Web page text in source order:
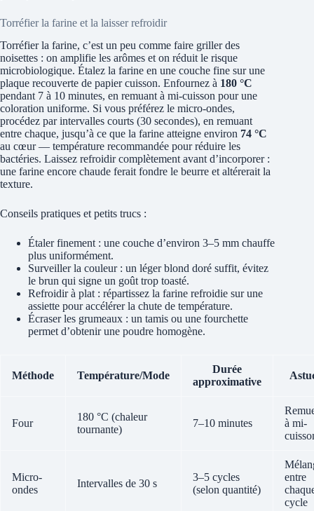
Torréfier la farine et la laisser refroidir
Torréfier la farine, c’est un peu comme faire griller des
noisettes : on amplifie les arômes et on réduit le risque
microbiologique. Étalez la farine en une couche fine sur une
plaque recouverte de papier cuisson. Enfournez à 180 °C
pendant 7 à 10 minutes, en remuant à mi-cuisson pour une
coloration uniforme. Si vous préférez le micro-ondes,
procédez par intervalles courts (30 secondes), en remuant
entre chaque, jusqu’à ce que la farine atteigne environ 74 °C
au cœur — température recommandée pour réduire les
bactéries. Laissez refroidir complètement avant d’incorporer :
une farine encore chaude ferait fondre le beurre et altérerait la
texture.
Conseils pratiques et petits trucs :
Étaler finement : une couche d’environ 3–5 mm chauffe
plus uniformément.
Surveiller la couleur : un léger blond doré suffit, évitez
le brun qui signe un goût trop toasté.
Refroidir à plat : répartissez la farine refroidie sur une
assiette pour accélérer la chute de température.
Écraser les grumeaux : un tamis ou une fourchette
permet d’obtenir une poudre homogène.
Méthode Température/Mode
Durée
approximative
Four
180 °C (chaleur
tournante)
7–10 minutes
à mi-
Micro-
ondes
Intervalles de 30 s
3–5 cycles
(selon quantité)
entre
cycle